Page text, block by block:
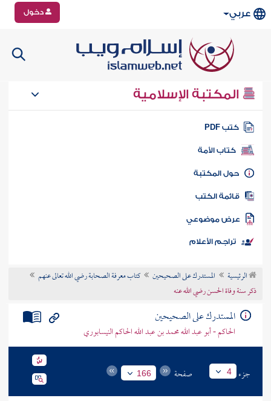
عربي دخول
المكتبة الإسلامية
كتب PDF
كتاب الأمة
المكتبة
الكتب
موضوعي
تراجم الأعلام
الرئيسية المستدرك على الصحيحين
كتاب معرفة الصحابة رضي الله تعالى عنهم
ذكر سنة وفاة الحسن رضي الله عنه
المستدرك على الصحيحين
الحاكم - أبو عبد الله محمد بن عبد الله الحاكم النيسابوري
جزء 4 صفحة 166